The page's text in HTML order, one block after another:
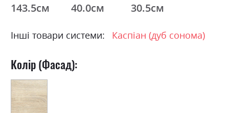
143.5см 40.0см 30.5см
Інші товари системи: Каспіан (дуб сонома)
Колір (Фасад):